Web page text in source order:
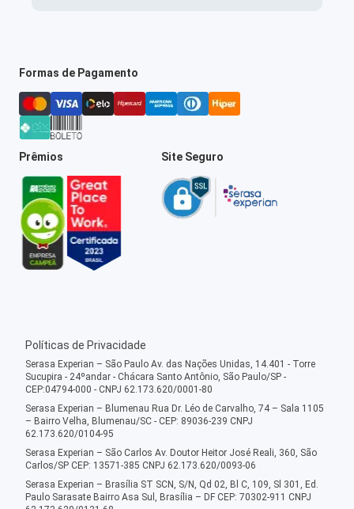
Formas de Pagamento
Prêmios Site Seguro
Políticas de Privacidade
Serasa Experian – São Paulo Av. das Nações Unidas, 14.401 - Torre
Sucupira - 24ºandar - Chácara Santo Antônio, São Paulo/SP -
CEP:04794-000 - CNPJ 62.173.620/0001-80
Serasa Experian – Blumenau Rua Dr. Léo de Carvalho, 74 – Sala 1105
– Bairro Velha, Blumenau/SC - CEP: 89036-239 CNPJ
62.173.620/0104-95
Serasa Experian – São Carlos Av. Doutor Heitor José Reali, 360, São
Carlos/SP CEP: 13571-385 CNPJ 62.173.620/0093-06
Serasa Experian – Brasília ST SCN, S/N, Qd 02, Bl C, 109, Sl 301, Ed.
Paulo Sarasate Bairro Asa Sul, Brasília – DF CEP: 70302-911 CNPJ